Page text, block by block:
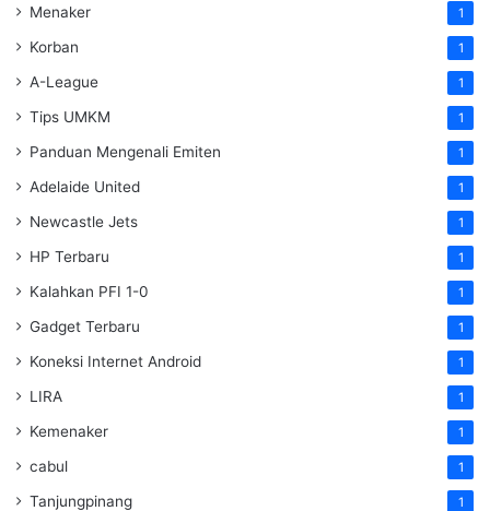
Menaker 1
Korban 1
A-League 1
Tips UMKM 1
Panduan Mengenali Emiten 1
Adelaide United 1
Newcastle Jets 1
HP Terbaru 1
Kalahkan PFI 1-0 1
Gadget Terbaru 1
Koneksi Internet Android 1
LIRA 1
Kemenaker 1
cabul 1
Tanjungpinang 1